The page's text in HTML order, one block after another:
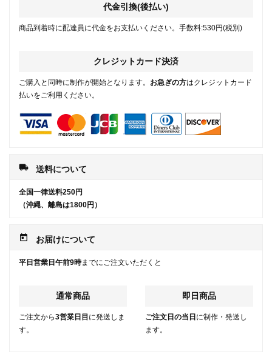
代金引換(後払い)
商品到着時に配達員に代金をお支払いください。手数料:530円(税別)
クレジットカード決済
ご購入と同時に制作が開始となります。 お急ぎの方はクレジットカード
払いをご利用ください。
local_shipping 送料について
全国一律送料250円
（沖縄、離島は1800円）
today お届けについて
平日営業日午前9時までにご注文いただくと
通常商品
ご注文から3営業日目 に発送しま
す。
即日商品
ご注文日の当日 に制作・発送し
ます。